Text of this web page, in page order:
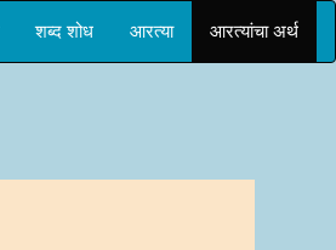
शब्द शोध आरत्या आरत्यांचा अर्थ